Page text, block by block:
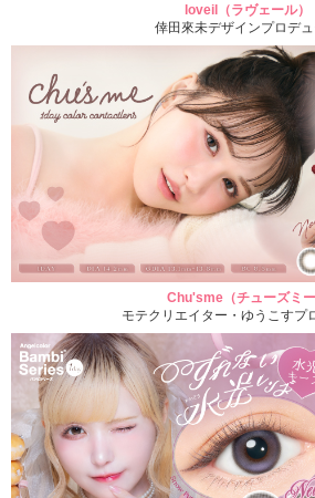
loveil（ラヴェール）
倖田來未デザインプロデ
Chu'sme（チューズミー
モテクリエイター・ゆうこすプ